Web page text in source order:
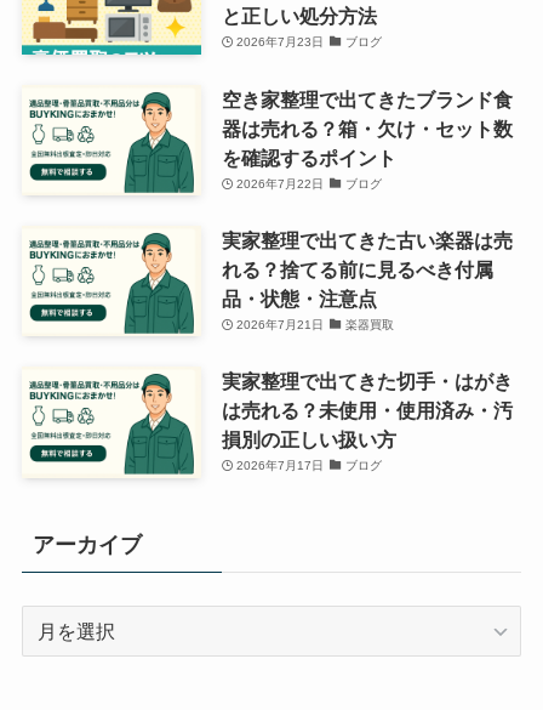
と正しい処分方法
2026年7月23日 ブログ
空き家整理で出てきたブランド食
器は売れる？箱・欠け・セット数
を確認するポイント
2026年7月22日 ブログ
実家整理で出てきた古い楽器は売
れる？捨てる前に見るべき付属
品・状態・注意点
2026年7月21日 楽器買取
実家整理で出てきた切手・はがき
は売れる？未使用・使用済み・汚
損別の正しい扱い方
2026年7月17日 ブログ
アーカイブ